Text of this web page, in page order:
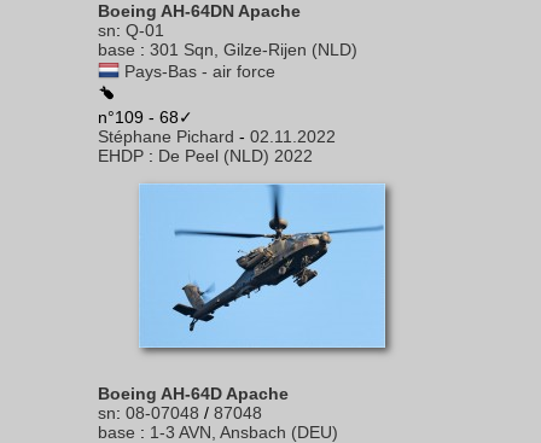
Boeing AH-64DN Apache
sn: Q-01
base : 301 Sqn, Gilze-Rijen (NLD)
Pays-Bas - air force
n°109 - 68✓
Stéphane Pichard - 02.11.2022
EHDP : De Peel (NLD) 2022
Boeing AH-64D Apache
sn: 08-07048 / 87048
base : 1-3 AVN, Ansbach (DEU)